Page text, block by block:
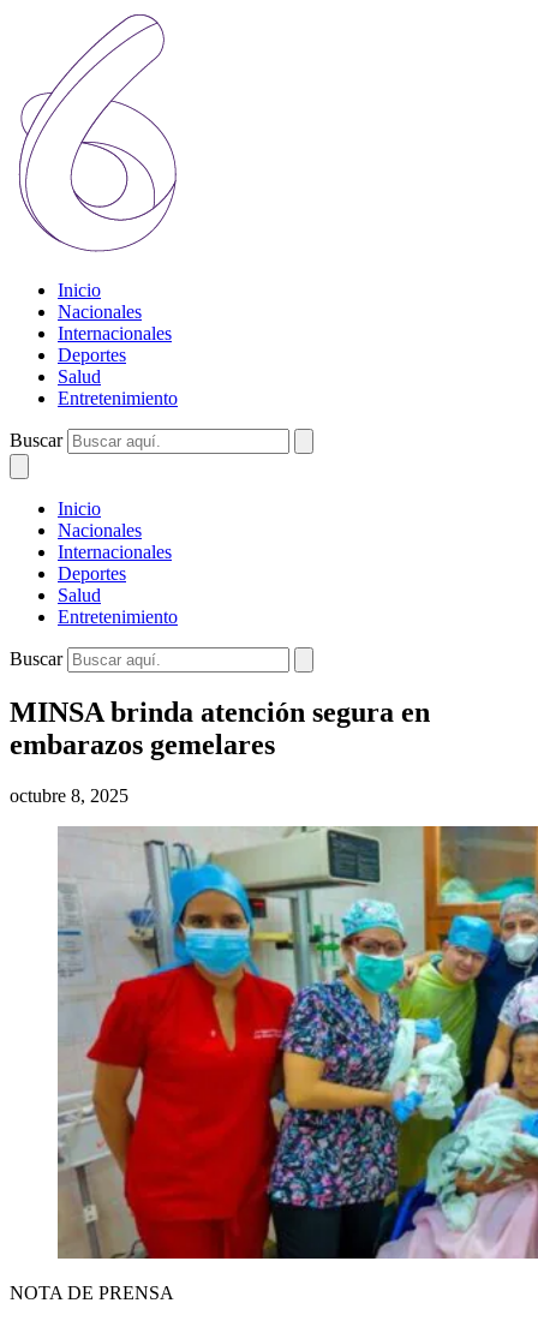
Inicio
Nacionales
Internacionales
Deportes
Salud
Entretenimiento
Buscar
Inicio
Nacionales
Internacionales
Deportes
Salud
Entretenimiento
Buscar
MINSA brinda atención segura en
embarazos gemelares
octubre 8, 2025
NOTA DE PRENSA